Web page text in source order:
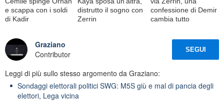
e scappa con i soldi
di Kadir
distrutto il sogno con
Zerrin
confessione di Demir
cambia tutto
Graziano
Contributor
SEGUI
Leggi di più sullo stesso argomento da Graziano:
Sondaggi elettorali politici SWG: M5S giù e mal di pancia degli
elettori, Lega vicina